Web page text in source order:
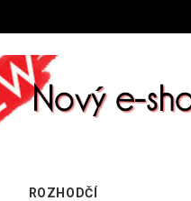
ROZHODČÍ